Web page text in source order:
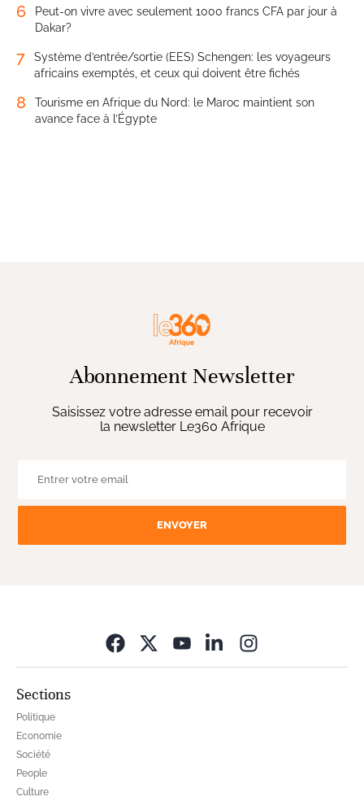
6
Peut-on vivre avec seulement 1000 francs CFA par jour à
Dakar?
7
Système d’entrée/sortie (EES) Schengen: les voyageurs
africains exemptés, et ceux qui doivent être fichés
8
Tourisme en Afrique du Nord: le Maroc maintient son
avance face à l’Égypte
Abonnement Newsletter
Saisissez votre adresse email pour recevoir
la newsletter Le360 Afrique
ENVOYER
Sections
Politique
Economie
Société
People
Culture